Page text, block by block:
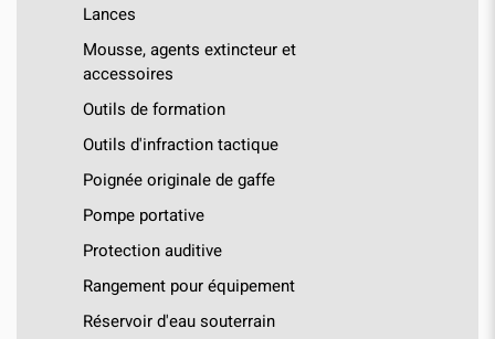
Lances
Mousse, agents extincteur et
accessoires
Outils de formation
Outils d'infraction tactique
Poignée originale de gaffe
Pompe portative
Protection auditive
Rangement pour équipement
Réservoir d'eau souterrain